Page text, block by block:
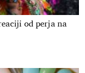
od perja na